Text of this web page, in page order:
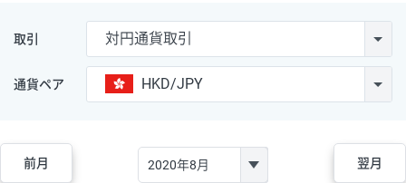
取引 対円通貨取引
通貨ペア HKD/JPY
前月 翌月